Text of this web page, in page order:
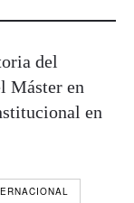
del
Máster en
en